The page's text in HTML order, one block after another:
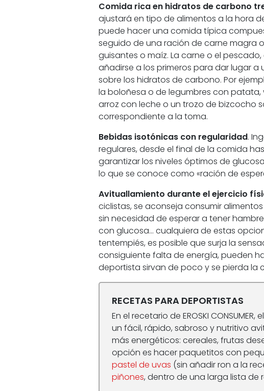
Comida rica en hidratos de carbono
ajustará en tipo de alimentos a la hora
puede hacer una comida típica
seguido de una ración de carne magra
guisantes o maíz. La carne o el
añadirse a los primeros para dar lugar
sobre los hidratos de carbono. Por
la boloñesa o de legumbres con patata,
arroz con leche o un trozo de bizcocho
correspondiente a la toma.
Bebidas isotónicas con regularidad.
regulares, desde el final de la comida
garantizar los niveles óptimos de
lo que se conoce como «ración de
Avituallamiento durante el ejercicio
ciclistas, se aconseja consumir
sin necesidad de esperar a tener
con glucosa… cualquiera de estas
tentempiés, es posible que surja la
consiguiente falta de energía, pueden
deportista sirvan de poco y se pierda la
RECETAS PARA DEPORTISTAS
En el recetario de EROSKI
un fácil, rápido, sabroso y nutritivo
más energéticos: cereales, frutas
opción es hacer paquetitos con
pastel de uvas (sin añadir ron a la
piñones, dentro de una larga lista de